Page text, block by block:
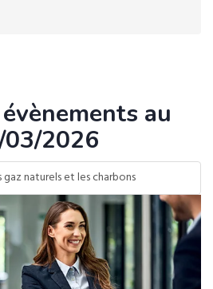
au
03/2026
naturels et les charbons